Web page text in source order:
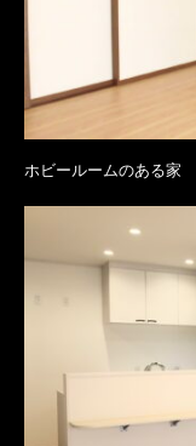
ホビールームのある家